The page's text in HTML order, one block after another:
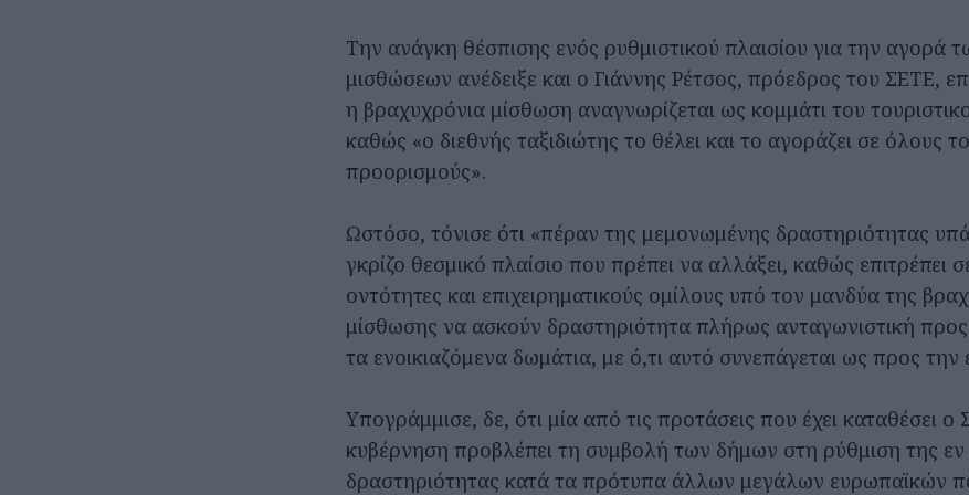
Την ανάγκη θέσπισης ενός ρυθμιστικού πλαισίου για την αγορά
μισθώσεων ανέδειξε και ο Γιάννης Ρέτσος, πρόεδρος του ΣΕΤΕ,
η βραχυχρόνια μίσθωση αναγνωρίζεται ως κομμάτι του
καθώς «ο διεθνής ταξιδιώτης το θέλει και το αγοράζει σε όλους
προορισμούς».
Ωστόσο, τόνισε ότι «πέραν της μεμονωμένης δραστηριότητας
γκρίζο θεσμικό πλαίσιο που πρέπει να αλλάξει, καθώς επιτρέπει
οντότητες και επιχειρηματικούς ομίλους υπό τον μανδύα της
μίσθωσης να ασκούν δραστηριότητα πλήρως ανταγωνιστική προς
τα ενοικιαζόμενα δωμάτια, με ό,τι αυτό συνεπάγεται ως προς την
Υπογράμμισε, δε, ότι μία από τις προτάσεις που έχει καταθέσει ο
κυβέρνηση προβλέπει τη συμβολή των δήμων στη ρύθμιση της
δραστηριότητας κατά τα πρότυπα άλλων μεγάλων ευρωπαϊκών